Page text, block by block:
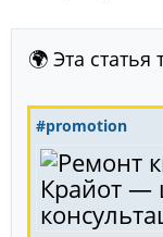
🌍 Эта статья
#promotion